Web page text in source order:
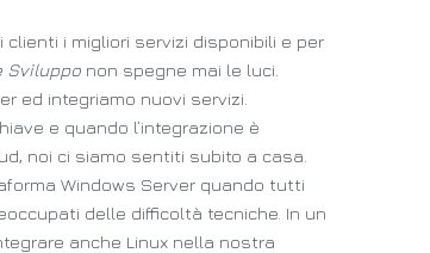
i migliori servizi disponibili e per
Svilupponon spegne mai le luci.
ed integriamo nuovi servizi.
e quando l’integrazione è
noi ci siamo sentiti subito a casa.
Windows Server quando tutti
delle difficoltà tecniche. In un
anche Linux nella nostra